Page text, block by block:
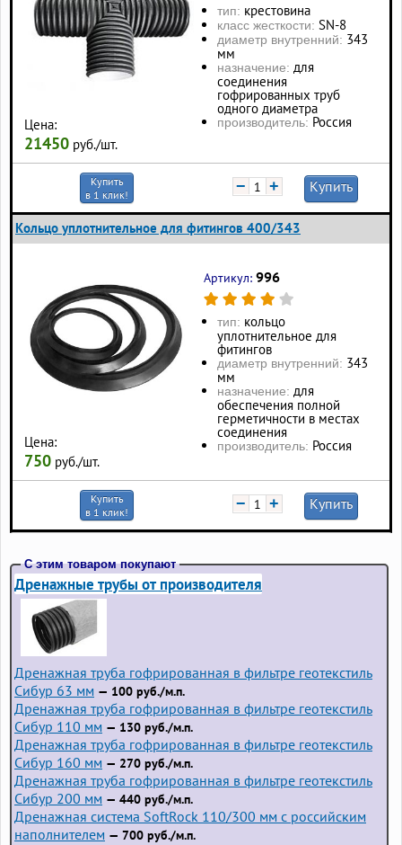
Цена:
21450 руб./шт.
тип: крестовина
класс жесткости: SN-8
диаметр внутренний: 343
мм
назначение: для
соединения
гофрированных труб
одного диаметра
производитель: Россия
Купить
в 1 клик!
− + Купить
Кольцо уплотнительное для фитингов 400/343
Цена:
750 руб./шт.
Артикул: 996
тип: кольцо
уплотнительное для
фитингов
диаметр внутренний: 343
мм
назначение: для
обеспечения полной
герметичности в местах
соединения
производитель: Россия
Купить
в 1 клик!
− + Купить
С этим товаром покупают
Дренажные трубы от производителя
Дренажная труба гофрированная в фильтре геотекстиль
Сибур 63 мм — 100 руб./м.п.
Дренажная труба гофрированная в фильтре геотекстиль
Сибур 110 мм — 130 руб./м.п.
Дренажная труба гофрированная в фильтре геотекстиль
Сибур 160 мм — 270 руб./м.п.
Дренажная труба гофрированная в фильтре геотекстиль
Сибур 200 мм — 440 руб./м.п.
Дренажная система SoftRock 110/300 мм с российским
наполнителем — 700 руб./м.п.